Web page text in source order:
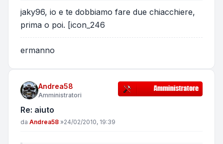
jaky96, io e te dobbiamo fare due chiacchiere,
prima o poi. [icon_246
ermanno
Andrea58
Amministratori
Re: aiuto
Messaggio
da Andrea58 »24/02/2010, 19:39